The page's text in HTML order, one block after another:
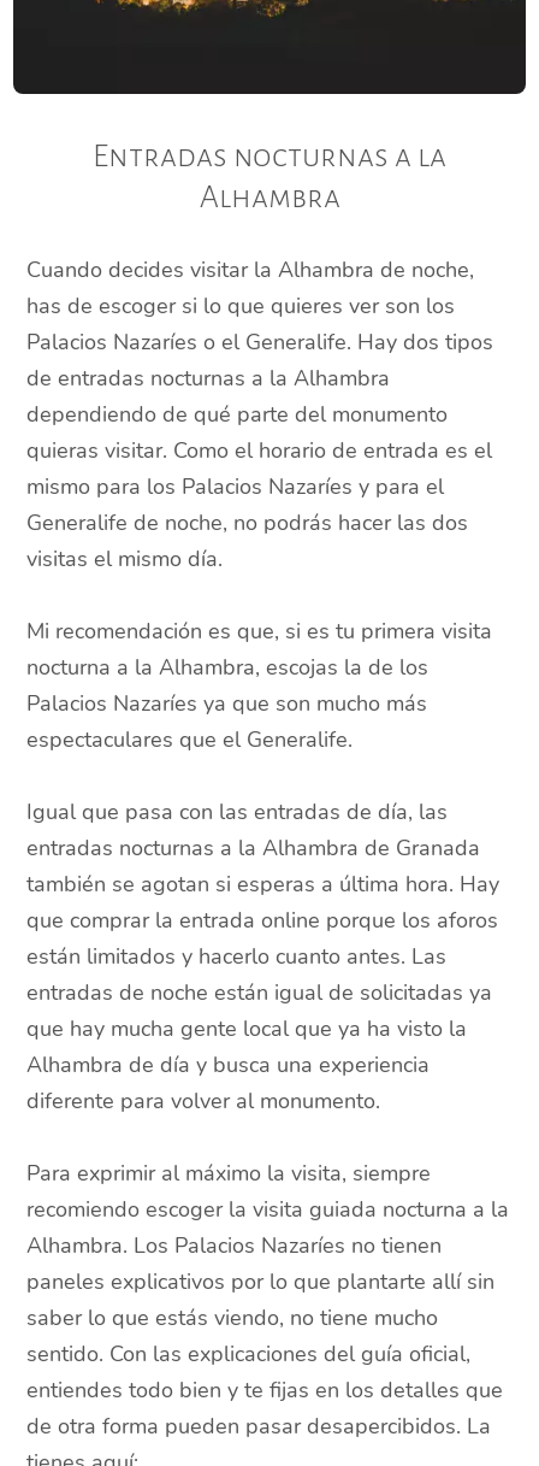
Entradas nocturnas a la
Alhambra
Cuando decides visitar la Alhambra de noche,
has de escoger si lo que quieres ver son los
Palacios Nazaríes o el Generalife. Hay dos tipos
de entradas nocturnas a la Alhambra
dependiendo de qué parte del monumento
quieras visitar. Como el horario de entrada es el
mismo para los Palacios Nazaríes y para el
Generalife de noche, no podrás hacer las dos
visitas el mismo día.
Mi recomendación es que, si es tu primera visita
nocturna a la Alhambra, escojas la de los
Palacios Nazaríes ya que son mucho más
espectaculares que el Generalife.
Igual que pasa con las entradas de día, las
entradas nocturnas a la Alhambra de Granada
también se agotan si esperas a última hora. Hay
que comprar la entrada online porque los aforos
están limitados y hacerlo cuanto antes. Las
entradas de noche están igual de solicitadas ya
que hay mucha gente local que ya ha visto la
Alhambra de día y busca una experiencia
diferente para volver al monumento.
Para exprimir al máximo la visita, siempre
recomiendo escoger la visita guiada nocturna a la
Alhambra. Los Palacios Nazaríes no tienen
paneles explicativos por lo que plantarte allí sin
saber lo que estás viendo, no tiene mucho
sentido. Con las explicaciones del guía oficial,
entiendes todo bien y te fijas en los detalles que
de otra forma pueden pasar desapercibidos. La